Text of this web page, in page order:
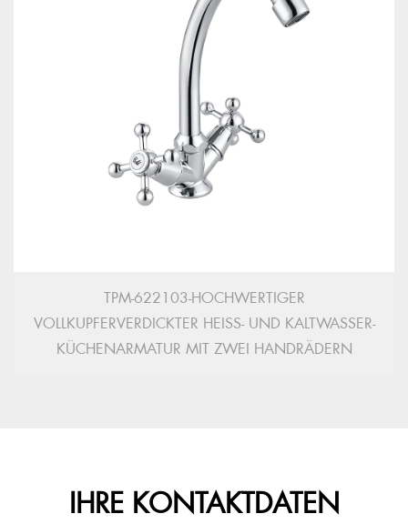
TPM-622103-HOCHWERTIGER
VOLLKUPFERVERDICKTER HEISS- UND KALTWASSER-K
ÜCHENARMATUR MIT ZWEI HANDRÄDERN
IHRE KONTAKTDATEN